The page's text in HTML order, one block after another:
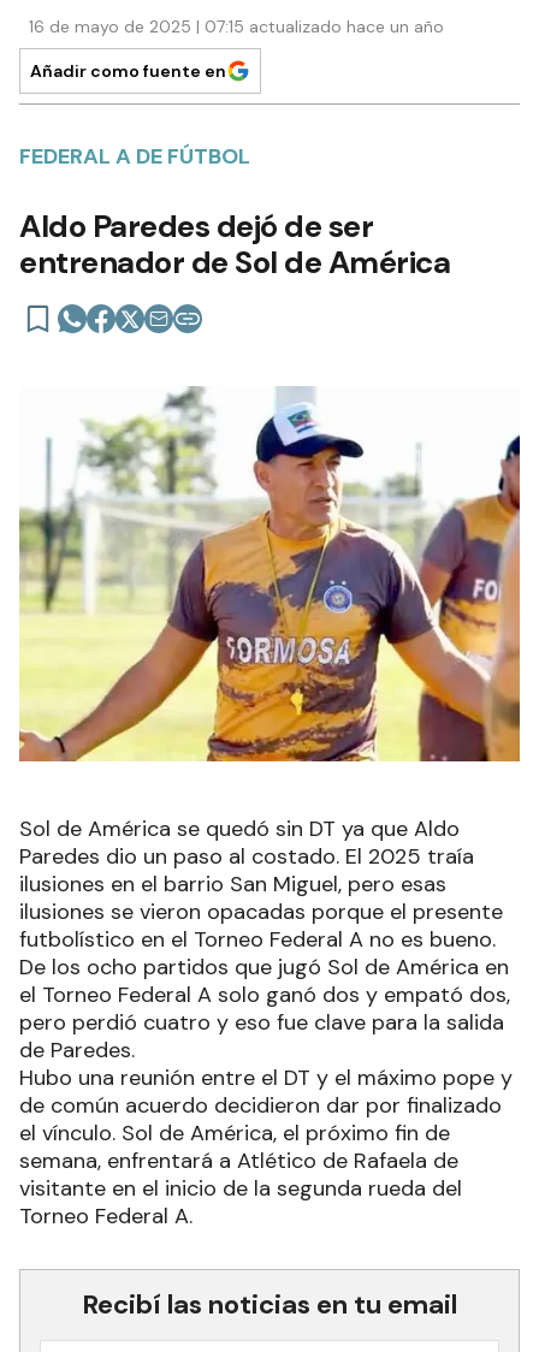
16 de mayo de 2025 | 07:15 actualizado hace un año
Añadir como fuente en
FEDERAL A DE FÚTBOL
Aldo Paredes dejó de ser
entrenador de Sol de América
Sol de América se quedó sin DT ya que Aldo
Paredes dio un paso al costado. El 2025 traía
ilusiones en el barrio San Miguel, pero esas
ilusiones se vieron opacadas porque el presente
futbolístico en el Torneo Federal A no es bueno.
De los ocho partidos que jugó Sol de América en
el Torneo Federal A solo ganó dos y empató dos,
pero perdió cuatro y eso fue clave para la salida
de Paredes.
Hubo una reunión entre el DT y el máximo pope y
de común acuerdo decidieron dar por finalizado
el vínculo. Sol de América, el próximo fin de
semana, enfrentará a Atlético de Rafaela de
visitante en el inicio de la segunda rueda del
Torneo Federal A.
Recibí las noticias en tu email